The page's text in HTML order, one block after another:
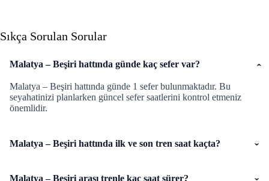
Sıkça Sorulan Sorular
Malatya – Beşiri hattında günde kaç sefer var?
Malatya – Beşiri hattında günde 1 sefer bulunmaktadır. Bu
seyahatinizi planlarken güncel sefer saatlerini kontrol etmeniz
önemlidir.
Malatya – Beşiri hattında ilk ve son tren saat kaçta?
Malatya – Beşiri arası trenle kaç saat sürer?